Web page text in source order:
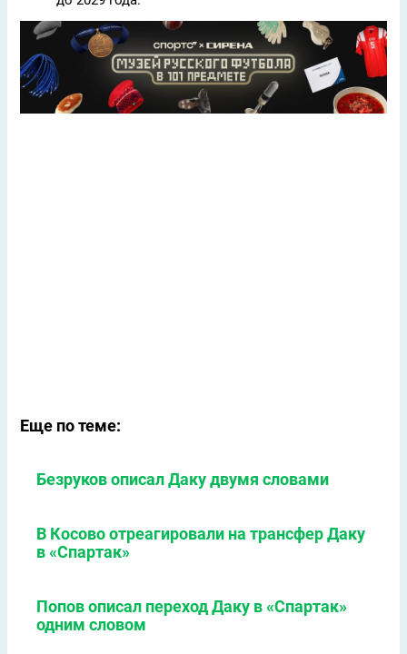
Еще по теме:
Безруков описал Даку двумя словами
В Косово отреагировали на трансфер Даку
в «Спартак»
Попов описал переход Даку в «Спартак»
одним словом